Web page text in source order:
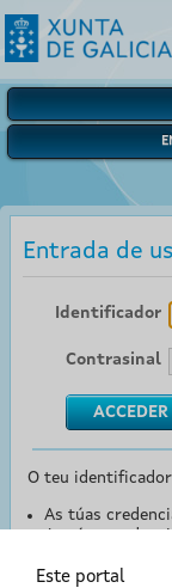
Entrada de
Identificador
Contrasinal
O teu
As túas
O teu DNI ou o
Este portal